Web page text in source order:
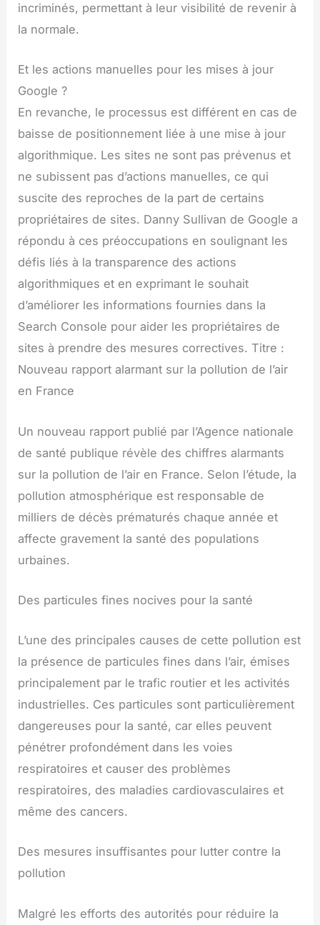
incriminés, permettant à leur visibilité de revenir à
la normale.
Et les actions manuelles pour les mises à jour
Google ?
En revanche, le processus est différent en cas de
baisse de positionnement liée à une mise à jour
algorithmique. Les sites ne sont pas prévenus et
ne subissent pas d’actions manuelles, ce qui
suscite des reproches de la part de certains
propriétaires de sites. Danny Sullivan de Google a
répondu à ces préoccupations en soulignant les
défis liés à la transparence des actions
algorithmiques et en exprimant le souhait
d’améliorer les informations fournies dans la
Search Console pour aider les propriétaires de
sites à prendre des mesures correctives. Titre :
Nouveau rapport alarmant sur la pollution de l’air
en France
Un nouveau rapport publié par l’Agence nationale
de santé publique révèle des chiffres alarmants
sur la pollution de l’air en France. Selon l’étude, la
pollution atmosphérique est responsable de
milliers de décès prématurés chaque année et
affecte gravement la santé des populations
urbaines.
Des particules fines nocives pour la santé
L’une des principales causes de cette pollution est
la présence de particules fines dans l’air, émises
principalement par le trafic routier et les activités
industrielles. Ces particules sont particulièrement
dangereuses pour la santé, car elles peuvent
pénétrer profondément dans les voies
respiratoires et causer des problèmes
respiratoires, des maladies cardiovasculaires et
même des cancers.
Des mesures insuffisantes pour lutter contre la
pollution
Malgré les efforts des autorités pour réduire la